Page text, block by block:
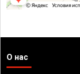
О нас